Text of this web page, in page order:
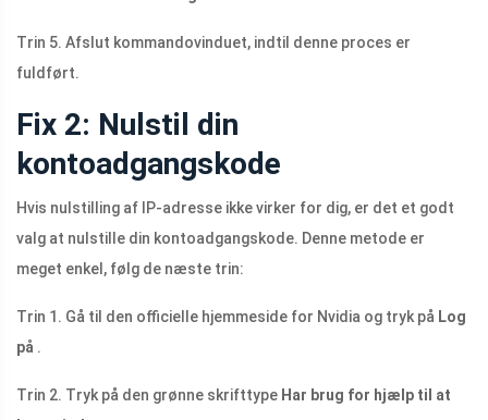
Trin 5. Afslut kommandovinduet, indtil denne proces er
fuldført.
Fix 2: Nulstil din
kontoadgangskode
Hvis nulstilling af IP-adresse ikke virker for dig, er det et godt
valg at nulstille din kontoadgangskode. Denne metode er
meget enkel, følg de næste trin:
Trin 1. Gå til den officielle hjemmeside for Nvidia og tryk på Log
på .
Trin 2. Tryk på den grønne skrifttype Har brug for hjælp til at